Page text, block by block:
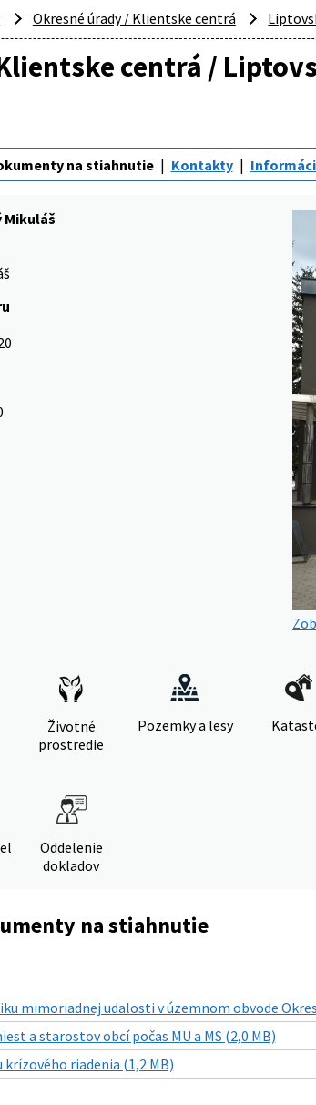
Okresné úrady / Klientske centrá
centrá /
na stiahnutie Kontakty
Životné
prostredie
Pozemky a lesy
Oddelenie
dokladov
na stiahnutie
mimoriadnej udalosti v územnom obvode
a starostov obcí počas MU a MS (2,0 MB)
riadenia (1,2 MB)